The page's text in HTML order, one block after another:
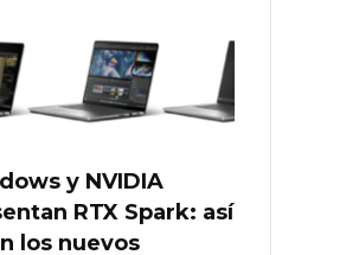
y NVIDIA
RTX Spark: así
los nuevos